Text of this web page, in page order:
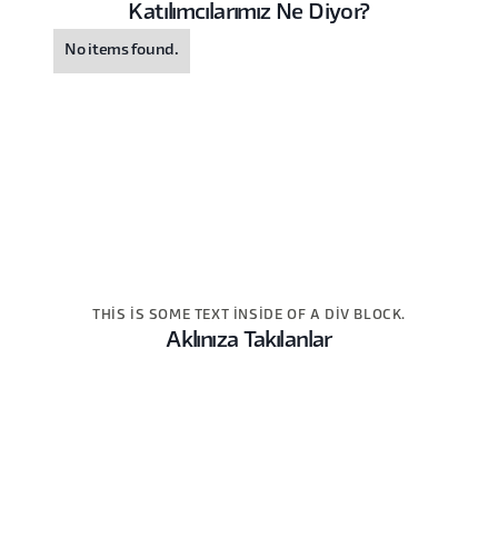
Katılımcılarımız Ne Diyor?
No items found.
THIS IS SOME TEXT INSIDE OF A DIV BLOCK.
Aklınıza Takılanlar